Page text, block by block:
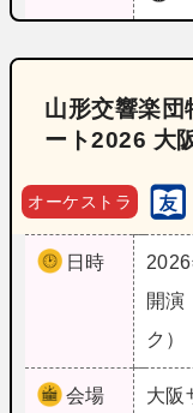
山形交響楽団
ート2026 大
オーケストラ
日時
開演
ク）
会場 大阪